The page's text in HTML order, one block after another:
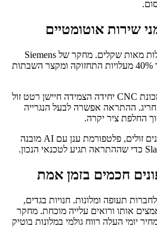
כל דקה של השבתה יכולה לעלות מאות שקלים. מחקר של Siemens
מעריך כי ניתוח חזוי מפחית עד 40% מעלויות התחזוקה ומקצר השבתות
גם עסק קטן יכול: נגרייה עם מכונת CNC יחידה הצמידה חיישן רטט זול
ההתראה אפשרה לבעל הנגרייה
החלפת ציר יקרה.
שלושה רכיבים קריטיים: חיישנים זולים, פלטפורמת ענן עם AI מובנה
תעופה ומלונות. חנויות בגדים,
אותו ורואים עלייה מוכחת. מחקר
מחיר יומי העלה רווח גולמי במלונות בוטיק